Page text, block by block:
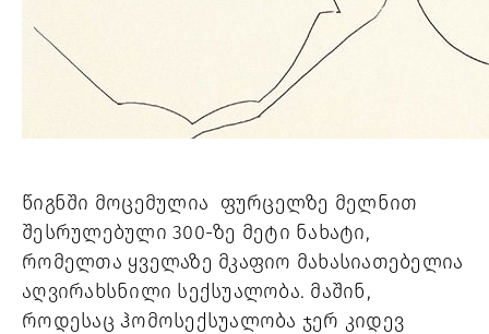
წიგნში მოცემულია  ფურცელზე მელნით
შესრულებული 300-ზე მეტი ნახატი,
რომელთა ყველაზე მკაფიო მახასიათებელია
აღვირახსნილი სექსუალობა. მაშინ,
როდესაც ჰომოსექსუალობა ჯერ კიდევ